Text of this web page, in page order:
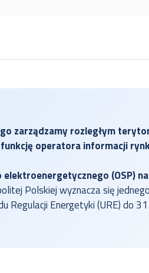
zarządzamy rozległym
operatora informacji
(OSP)
Polskiej wyznacza się jednego
Regulacji Energetyki (URE) do